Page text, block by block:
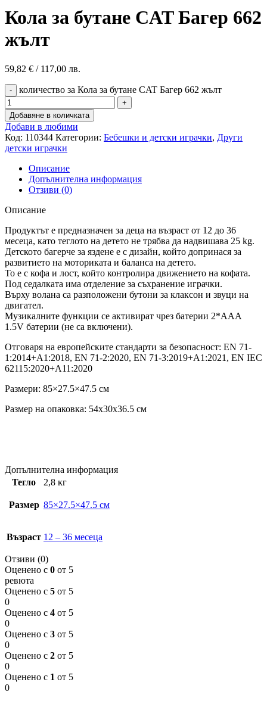
Кола за бутане CAT Багер 662
жълт
59,82 € / 117,00 лв.
количество за Кола за бутане CAT Багер 662 жълт
Добавяне в количката
Добави в любими
Код: 110344 Категории: Бебешки и детски играчки, Други
детски играчки
Описание
Допълнителна информация
Отзиви (0)
Описание
Продуктът е предназначен за деца на възраст от 12 до 36
месеца, като теглото на детето не трябва да надвишава 25 kg.
Детското багерче за яздене е с дизайн, който допринася за
развитието на моториката и баланса на детето.
То е с кофа и лост, който контролира движението на кофата.
Под седалката има отделение за съхранение играчки.
Върху волана са разположени бутони за клаксон и звуци на
двигател.
Музикалните функции се активират чрез батерии 2*ААA
1.5V батерии (не са включени).
Отговаря на европейските стандарти за безопасност: EN 71-
1:2014+A1:2018, EN 71-2:2020, EN 71-3:2019+A1:2021, EN IEC
62115:2020+A11:2020
Размери: 85×27.5×47.5 см
Размер на опаковка: 54x30x36.5 см
Допълнителна информация
Тегло
2,8 кг
Размер 85×27.5×47.5 см
Възраст 12 – 36 месеца
Отзиви (0)
Оценено с 0 от 5
ревюта
Оценено с 5 от 5
0
Оценено с 4 от 5
0
Оценено с 3 от 5
0
Оценено с 2 от 5
0
Оценено с 1 от 5
0